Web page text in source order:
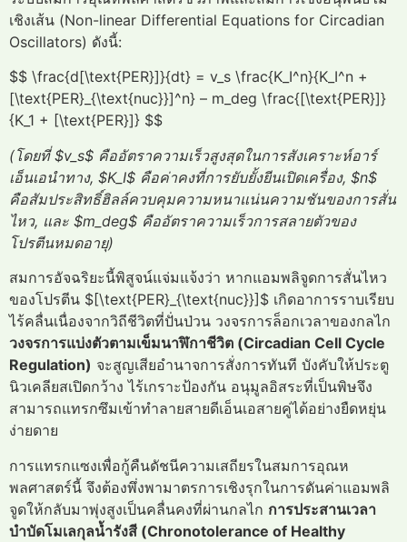
เชิงเส้น (Non-linear Differential Equations for Circadian
Oscillators) ดังนี้:
$$ \frac{d[\text{PER}]}{dt} = v_s \frac{K_I^n}{K_I^n +
[\text{PER}_{\text{nuc}}]^n} – m_deg \frac{[\text{PER}]}
{K_1 + [\text{PER}]} $$
(โดยที่ $v_s$ คืออัตราความเร็วสูงสุดในการสังเคราะห์อาร์
เอ็นเอนำทาง, $K_I$ คือค่าคงที่การยับยั้งยีนเปิดเครื่อง, $n$
คือสัมประสิทธิ์ฮิลล์ควบคุมความหนาแน่นความชันของการสั่น
ไหว, และ $m_deg$ คืออัตราความเร็วการสลายตัวของ
โปรตีนหมดอายุ)
สมการอัจฉริยะนี้พิสูจน์แจ่มแจ้งว่า หากแอมพลิจูดการสั่นไหว
ของโปรตีน $[\text{PER}_{\text{nuc}}]$ เกิดอาการราบเรียบ
ไร้คลื่นเนื่องจากวิถีชีวิตที่ปั่นป่วน วงจรการล็อกเวลาของกลไก
วงจรการแบ่งตัวตามเข็มนาฬิกาชีวิต (Circadian Cell Cycle
Regulation) จะสูญเสียอำนาจการสั่งการทันที บังคับให้ประตู
นิวเคลียสเปิดกว้าง ไร้เกราะป้องกัน อนุมูลอิสระที่เป็นพิษจึง
สามารถแทรกซึมเข้าทำลายสายดีเอ็นเอสายคู่ได้อย่างยืดหยุ่น
ง่ายดาย
การแทรกแซงเพื่อกู้คืนดัชนีความเสถียรในสมการอุณห
พลศาสตร์นี้ จึงต้องพึ่งพามาตรการเชิงรุกในการดันค่าแอมพลิ
จูดให้กลับมาพุ่งสูงเป็นคลื่นคงที่ผ่านกลไก การประสานเวลา
บำบัดโมเลกุลน้ำรังสี (Chronotolerance of Healthy